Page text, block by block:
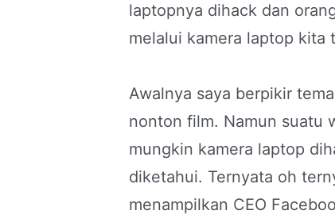
laptopnya dihack dan
melalui kamera laptop kita
Awalnya saya berpikir
nonton film. Namun suatu
mungkin kamera laptop
diketahui. Ternyata oh
menampilkan CEO